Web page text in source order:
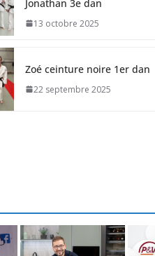
Jonathan 3e dan
13 octobre 2025
Zoé ceinture noire 1er dan
22 septembre 2025